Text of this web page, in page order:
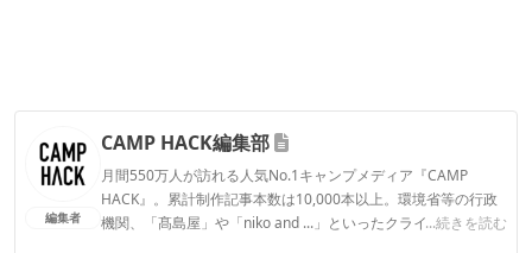
編集者
CAMP HACK編集部
月間550万人が訪れる人気No.1キャンプメディア『CAMP
HACK』。累計制作記事本数は10,000本以上。環境省等の行政
機関、「髙島屋」や「niko and ...」といったクライアントとの
...続きを読む